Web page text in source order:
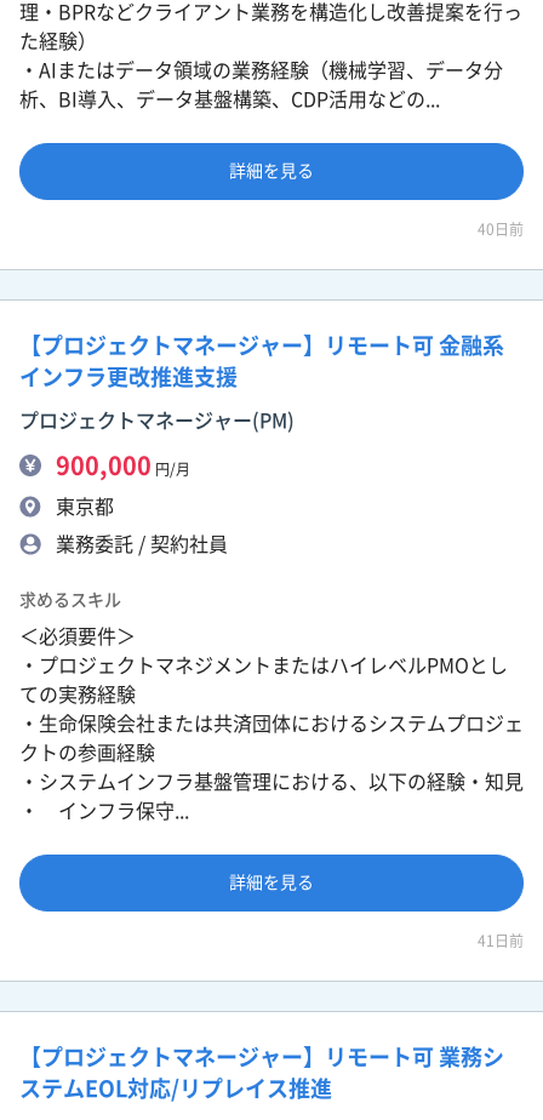
理・BPRなどクライアント業務を構造化し改善提案を行っ
た経験）
・AIまたはデータ領域の業務経験（機械学習、データ分
析、BI導入、データ基盤構築、CDP活用などの...
詳細を見る
40日前
【プロジェクトマネージャー】リモート可 金融系
インフラ更改推進支援
プロジェクトマネージャー(PM)
900,000 円/月
東京都
業務委託 / 契約社員
求めるスキル
＜必須要件＞
・プロジェクトマネジメントまたはハイレベルPMOとし
ての実務経験
・生命保険会社または共済団体におけるシステムプロジェ
クトの参画経験
・システムインフラ基盤管理における、以下の経験・知見
・ インフラ保守...
詳細を見る
41日前
【プロジェクトマネージャー】リモート可 業務シ
ステムEOL対応/リプレイス推進